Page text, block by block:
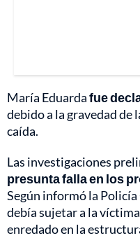
María Eduardafue
debido a la gravedad de
caída.
Las investigaciones
presunta falla en los
Según informó la
debía sujetar a la
enredado en la